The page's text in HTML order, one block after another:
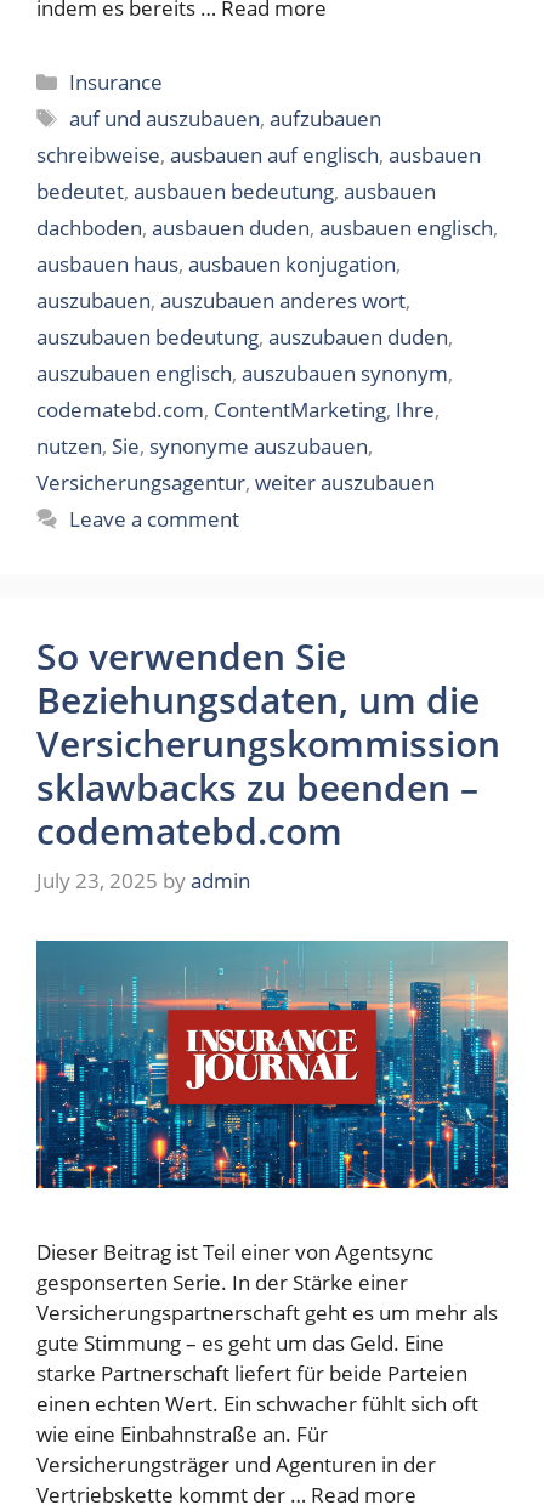
indem es bereits … Read more
Categories
Insurance
Tags
auf und auszubauen,aufzubauen
schreibweise, ausbauen auf englisch, ausbauen
bedeutet, ausbauen bedeutung, ausbauen
dachboden, ausbauen duden, ausbauen englisch,
ausbauen haus, ausbauen konjugation,
auszubauen, auszubauen anderes wort,
auszubauen bedeutung, auszubauen duden,
auszubauen englisch, auszubauen synonym,
codematebd.com, ContentMarketing, Ihre,
nutzen, Sie, synonyme auszubauen,
Versicherungsagentur, weiter auszubauen
Leave a comment
So verwenden Sie
Beziehungsdaten, um die
Versicherungskommission
sklawbacks zu beenden –
codematebd.com
July 23, 2025 byadmin
Dieser Beitrag ist Teil einer von Agentsync
gesponserten Serie. In der Stärke einer
Versicherungspartnerschaft geht es um mehr als
gute Stimmung – es geht um das Geld. Eine
starke Partnerschaft liefert für beide Parteien
einen echten Wert. Ein schwacher fühlt sich oft
wie eine Einbahnstraße an. Für
Versicherungsträger und Agenturen in der
Vertriebskette kommt der … Read more